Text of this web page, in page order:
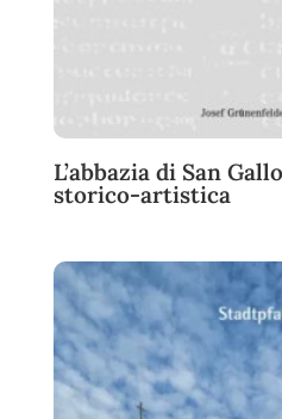
L’abbazia di San
storico-artistica